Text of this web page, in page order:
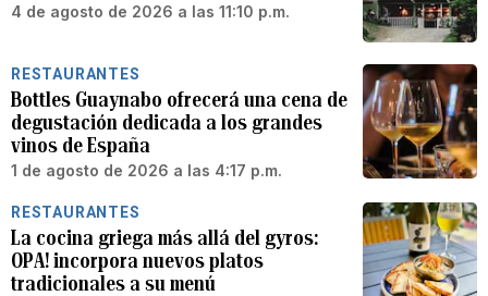
4 de agosto de 2026 a las 11:10 p.m.
RESTAURANTES
Bottles Guaynabo ofrecerá una cena de
degustación dedicada a los grandes
vinos de España
1 de agosto de 2026 a las 4:17 p.m.
RESTAURANTES
La cocina griega más allá del gyros:
OPA! incorpora nuevos platos
tradicionales a su menú